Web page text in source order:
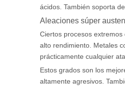
ácidos. También soporta
Aleaciones súper
Ciertos procesos
alto rendimiento. Metales
prácticamente cualquier
Estos grados son los
altamente agresivos.